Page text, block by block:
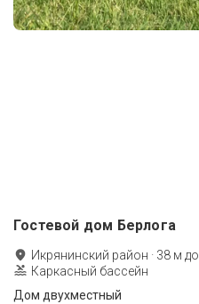
Гостевой дом Берлога
Икрянинский район · 38 м до
Каркасный бассейн
Дом двухместный